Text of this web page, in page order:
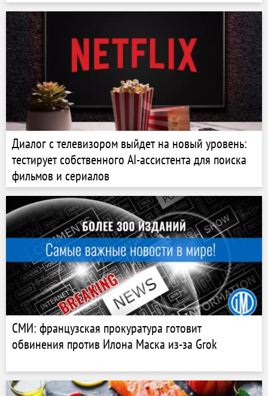
Диалог с телевизором выйдет на новый уровень:
тестирует собственного AI-ассистента для поиска
фильмов и сериалов
СМИ: французская прокуратура готовит
обвинения против Илона Маска из-за Grok